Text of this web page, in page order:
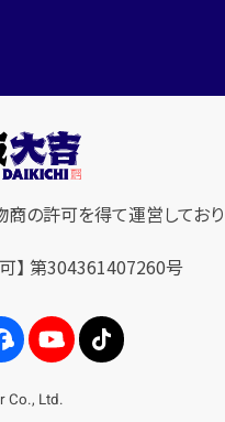
の許可を得て運営しており
】 第304361407260号
Co., Ltd.